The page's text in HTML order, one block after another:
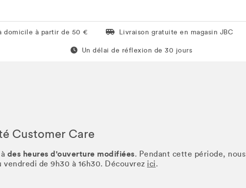
domicile à partir de 50 € Livraison gratuite en magasin JBC
Livraison gratuite en magasin JBC
Un délai de réflexion de 60 jours
Un délai de réflexion de 30 jours
Customer Care
des heures d'ouverture modifiées. Pendant cette période, nous
de 9h30 à 16h30. Découvrez ici.